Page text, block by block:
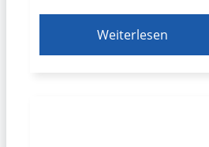
Weiterlesen